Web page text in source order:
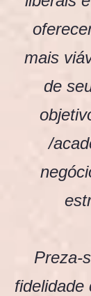
mais
de
/
Preza-
fidelidade